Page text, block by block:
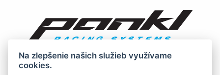
Na zlepšenie našich služieb využívame
cookies.